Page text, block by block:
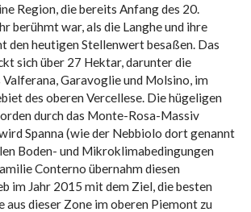
Region, die bereits Anfang des 20.
berühmt war, als die Langhe und ihre
den heutigen Stellenwert besaßen. Das
sich über 27 Hektar, darunter die
Garavoglie und Molsino, im
des oberen Vercellese. Die hügeligen
durch das Monte-Rosa-Massiv
Spanna (wie der Nebbiolo dort genannt
Boden- und Mikroklimabedingungen
Conterno übernahm diesen
im Jahr 2015 mit dem Ziel, die besten
aus dieser Zone im oberen Piemont zu